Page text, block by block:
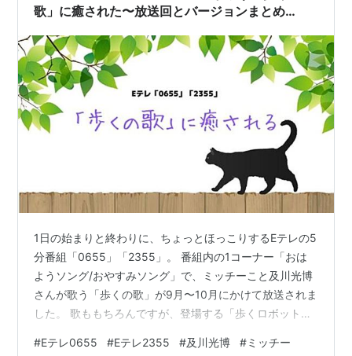
歌」に癒された〜放送回とバージョンまとめ
1日の始まりと終わりに、ちょっとほっこりするEテレの5
分番組「0655」「2355」。 番組内の1コーナー「おは
ようソング/おやすみソング」で、ミッチーこと及川光博
さんが歌う「歩くの歌」が9月〜10月にかけて放送されま
した。 歌ももちろんですが、登場する「歩くロボット」
ます。 「歩くの歌」について 素朴に歌うミッチーの歌声
#Eテレ0655 #Eテレ2355 #及川光博 #ミッチー